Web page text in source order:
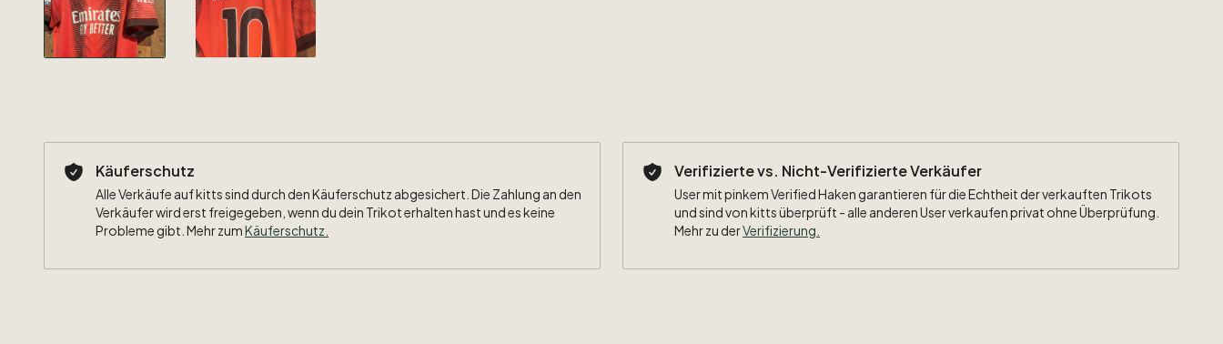
Käuferschutz
Alle Verkäufe auf kitts sind durch den Käuferschutz abgesichert. Die Zahlung an den
Verkäufer wird erst freigegeben, wenn du dein Trikot erhalten hast und es keine
Probleme gibt. Mehr zumKäuferschutz
Verifizierte vs. Nicht-Verifizierte Verkäufer
User mit pinkem Verified Haken garantieren für die Echtheit der verkauften Trikots
und sind von kitts überprüft - alle anderen User verkaufen privat ohne Überprüfung.
Mehr zu derVerifizierung.